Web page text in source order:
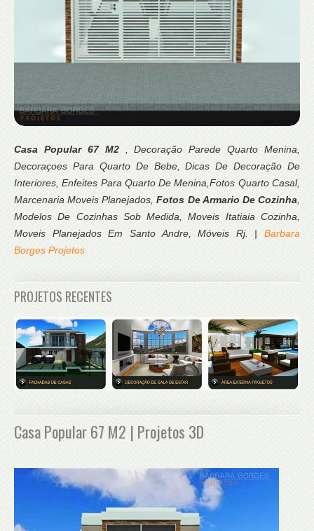
Casa Popular 67 M2 , Decoração Parede Quarto Menina,
Decoraçoes Para Quarto De Bebe, Dicas De Decoração De
Interiores, Enfeites Para Quarto De Menina,Fotos Quarto Casal,
Marcenaria Moveis Planejados,Fotos De Armario De Cozinha,
Modelos De Cozinhas Sob Medida, Moveis Itatiaia Cozinha,
Moveis Planejados Em Santo Andre, Móveis Rj. | Barbara
Borges Projetos
PROJETOS RECENTES
Casa Popular 67 M2 | Projetos 3D